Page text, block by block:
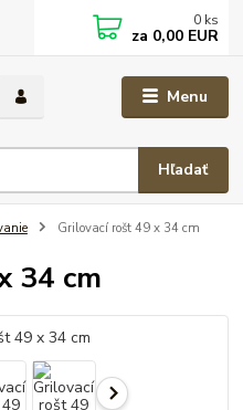
Menu
Hľadať
0 ks
za 0,00 EUR
Grilovací rošt 49 x 34 cm
34 cm